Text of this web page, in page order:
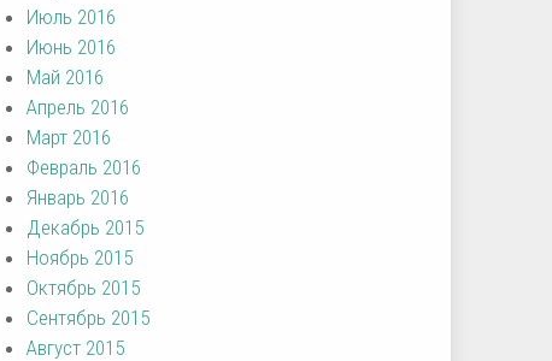
Июль 2016
Июнь 2016
Май 2016
Апрель 2016
Март 2016
Февраль 2016
Январь 2016
Декабрь 2015
Ноябрь 2015
Октябрь 2015
Сентябрь 2015
Август 2015